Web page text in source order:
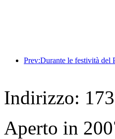
Indirizzo:
Aperto in